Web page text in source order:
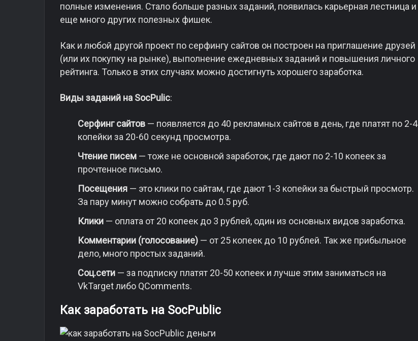
полные изменения. Стало больше разных заданий, появилась карьерная лестница и
еще много других полезных фишек.
Как и любой другой проект по серфингу сайтов он построен на приглашение друзей
(или их покупку на рынке), выполнение ежедневных заданий и повышения личного
рейтинга. Только в этих случаях можно достигнуть хорошего заработка.
Виды заданий на SocPulic:
Серфинг сайтов — появляется до 40 рекламных сайтов в день, где платят по 2-4
копейки за 20-60 секунд просмотра.
Чтение писем — тоже не основной заработок, где дают по 2-10 копеек за
прочтенное письмо.
Посещения — это клики по сайтам, где дают 1-3 копейки за быстрый просмотр.
За пару минут можно собрать до 0.5 руб.
Клики — оплата от 20 копеек до 3 рублей, один из основных видов заработка.
Комментарии (голосование) — от 25 копеек до 10 рублей. Так же прибыльное
дело, много простых заданий.
Соц.сети — за подписку платят 20-50 копеек и лучше этим заниматься на
VkTarget либо QComments.
Как заработать на SocPublic